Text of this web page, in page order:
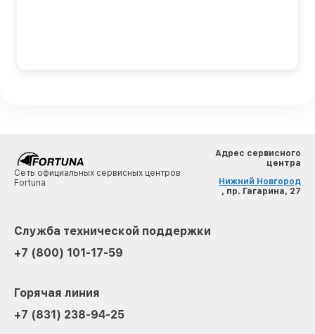
Сеть официальных сервисных центров
Fortuna
Адрес сервисного
центра
Нижний Новгород
, пр. Гагарина, 27
Служба технической поддержки
+7 (800) 101-17-59
Горячая линия
+7 (831) 238-94-25